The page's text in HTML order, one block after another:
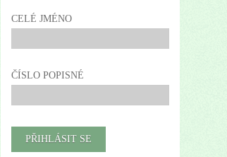
CELÉ JMÉNO
ČÍSLO POPISNÉ